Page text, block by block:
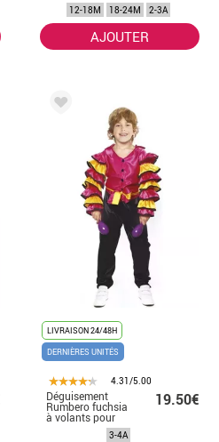
12-18M 18-24M 2-3A
AJOUTER
LIVRAISON 24/48H
DERNIÈRES UNITÉS
4.31/5.00
Déguisement
Rumbero fuchsia
à volants pour
19.50€
3-4A